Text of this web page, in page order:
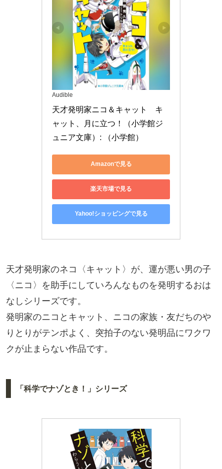
Audible
天才発明家ニコ＆キャット　キ
ャット、月に立つ！（小学館ジ
ュニア文庫）: （小学館）
Amazonで見る
楽天市場で見る
Yahoo!ショッピングで見る
天才発明家のネコ〈キャット〉が、運が悪い男の子
〈ニコ〉を助手にしていろんなものを発明するおは
なしシリーズです。
発明家のニコとキャット、ニコの家族・友だちのや
りとりがテンポよく、突拍子のない発明品にワクワ
クが止まらない作品です。
「科学でナゾとき！」シリーズ